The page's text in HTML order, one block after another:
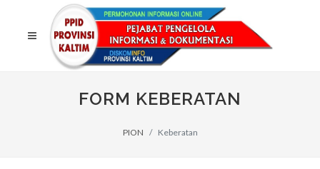
FORM KEBERATAN
PION Keberatan